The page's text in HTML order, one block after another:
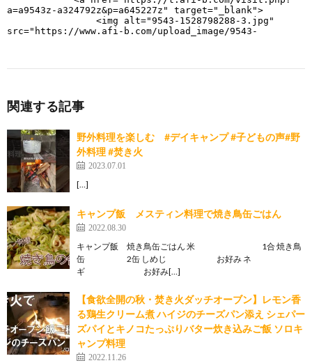
関連する記事
野外料理を楽しむ #デイキャンプ #子どもの声#野
外料理 #焚き火
2023.07.01
[…]
キャンプ飯 メスティン料理で焼き鳥缶ごはん
2022.08.30
キャンプ飯 焼き鳥缶ごはん 米 1合 焼き鳥
缶 2缶 しめじ お好み ネ
ギ お好み[…]
【食欲全開の秋・焚き火ダッチオーブン】レモン香
る鶏生クリーム煮 ハイジのチーズパン添え シェパー
ズパイとキノコたっぷりバター炊き込みご飯 ソロキ
ャンプ料理
2022.11.26